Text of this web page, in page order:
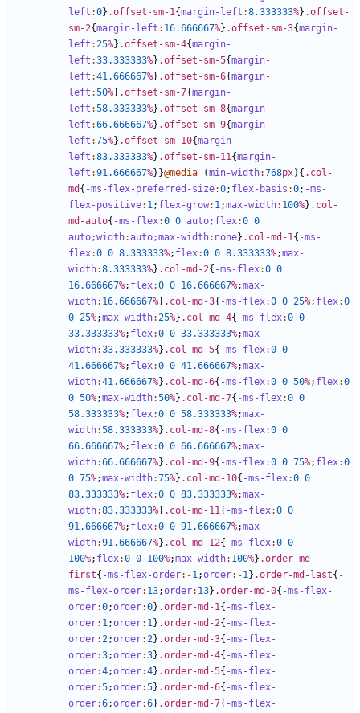
left :0} .offset-sm-1{margin-left :8.333333%} .offset-
sm-2{margin-left : 16.666667%} .offset-sm-3{margin-
left :25%} .offset-sm-4{margin-
left :33.333333%} .offset-sm-5{margin-
left :41.666667%} .offset-sm-6{margin-
left :50%} .offset-sm-7{margin-
left :58.333333%} .offset-sm-8{margin-
left :66.666667%} .offset-sm-9{margin-
left :75%} .offset-sm-10{margin-
left :83.333333%} .offset-sm-11{margin-
left :91.666667%}}@media (min-width:768px){ .col-
md { -ms-flex-preferred-size:0; flex-basis :0; -ms-
flex-positive: 1; flex-grow: 1;max-width: 100%} .col-
md-auto{ -ms-flex:0 0 auto; flex:0 0
auto;width:auto;max-width: none} .col-md-1{ -ms-
flex:0 0 8.333333%; flex:0 0 8.333333%;max-
width:8.333333%} .col-md-2{ -ms-flex:0 0
16.666667%; flex:0 0 16.666667%;max-
width: 16.666667%} .col-md-3{ -ms-flex:0 0 25%; flex:0
0 25%;max-width:25%} .col-md-4{ -ms-flex:0 0
33.333333%; flex:0 0 33.333333%;max-
width:33.333333%} .col-md-5{ -ms-flex:0 0
41.666667%; flex:0 0 41.666667%;max-
width:41.666667%} .col-md-6{ -ms-flex:0 0 50%; flex:0
0 50%;max-width:50%} .col-md-7{ -ms-flex:0 0
58.333333%; flex:0 0 58.333333%;max-
width:58.333333%} .col-md-8{ -ms-flex:0 0
66.666667%; flex:0 0 66.666667%;max-
width:66.666667%} .col-md-9{ -ms-flex:0 0 75%; flex:0
0 75%;max-width:75%} .col-md-10{ -ms-flex:0 0
83.333333%; flex:0 0 83.333333%;max-
width:83.333333%} .col-md-11{ -ms-flex:0 0
91.666667%; flex:0 0 91.666667%;max-
width:91.666667%} .col-md-12{ -ms-flex:0 0
100%; flex:0 0 100%;max-width: 100%} .order-md-
first{ -ms-flex-order:-1;order:-1} .order-md-last{ -
ms-flex-order: 13;order: 13} .order-md-0{ -ms-flex-
order:0;order:0} .order-md-1{ -ms-flex-
order: 1;order: 1} .order-md-2{ -ms-flex-
order:2;order:2} .order-md-3{ -ms-flex-
order:3;order:3} .order-md-4{ -ms-flex-
order:4;order:4} .order-md-5{ -ms-flex-
order:5;order:5} .order-md-6{ -ms-flex-
order:6;order:6} .order-md-7{ -ms-flex-